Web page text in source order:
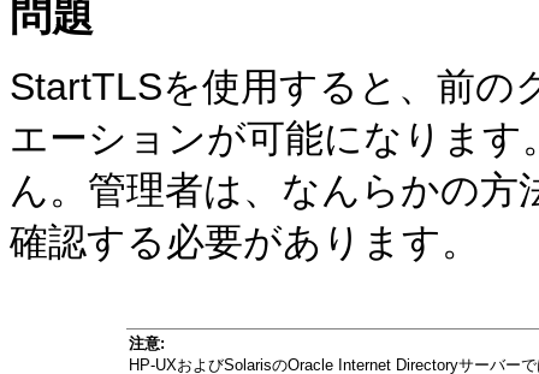
問題
StartTLSを使用すると、前の
エーションが可能になりま
ん。管理者は、なんらかの
確認する必要があります。
注意:
HP-UXおよびSolarisのOracle Internet Directoryサーバー